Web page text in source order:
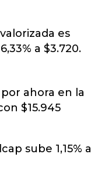
es
a $3.720.
ahora en la
$15.945
sube 1,15% a